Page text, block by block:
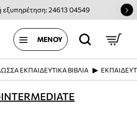
εξυπηρέτηση: 24613 04549
ΕΚΠΑΙΔΕΥΤΙΚΑ ΒΙΒΛΙΑ